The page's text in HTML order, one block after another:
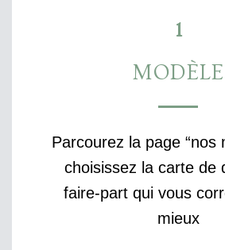
1
MODÈLE
Parcourez la page “nos
choisissez la carte de
faire-part qui vous
mieux